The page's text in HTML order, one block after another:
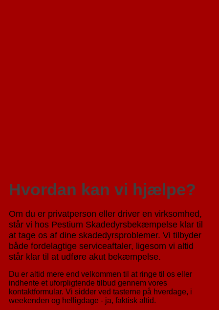
Hvordan kan vi hjælpe?
Om du er privatperson eller driver en virksomhed,
står vi hos Pestium Skadedyrsbekæmpelse klar til
at tage os af dine skadedyrsproblemer. Vi tilbyder
både fordelagtige serviceaftaler, ligesom vi altid
står klar til at udføre akut bekæmpelse.
Du er altid mere end velkommen til at ringe til os eller
indhente et uforpligtende tilbud gennem vores
kontaktformular. Vi sidder ved tasterne på hverdage, i
weekenden og helligdage - ja, faktisk altid.